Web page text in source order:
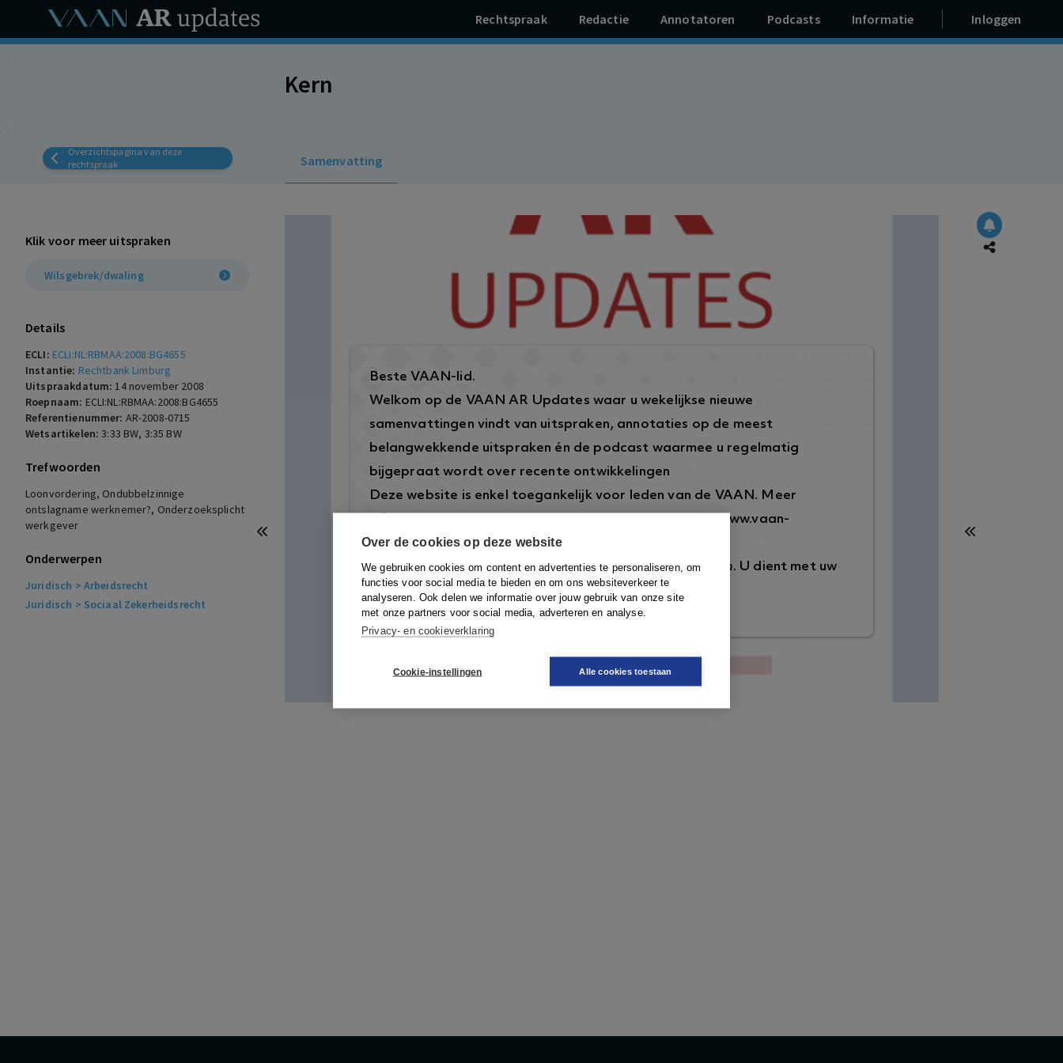
Over de cookies op deze website
We gebruiken cookies om content en advertenties te personaliseren, om
functies voor social media te bieden en om ons websiteverkeer te
analyseren. Ook delen we informatie over jouw gebruik van onze site
met onze partners voor social media, adverteren en analyse.
Privacy- en cookieverklaring
Cookie-instellingen Alle cookies toestaan
Rechtspraak Redactie Annotatoren Podcasts Informatie Inloggen
Overzichtspagina van deze
rechtspraak
Kern
Samenvatting
Klik voor meer uitspraken
Wilsgebrek/dwaling
Details
ECLI: ECLI:NL:RBMAA:2008:BG4655
Instantie: Rechtbank Limburg
Uitspraakdatum:14 november 2008
Roepnaam: ECLI:NL:RBMAA:2008:BG4655
Referentienummer: AR-2008-0715
Wetsartikelen:3:33 BW, 3:35 BW
Trefwoorden
Loonvordering, Ondubbelzinnige
ontslagname werknemer?, Onderzoeksplicht
werkgever
Onderwerpen
Juridisch > Arbeidsrecht
Juridisch > Sociaal Zekerheidsrecht
Beste VAAN-lid.
Welkom op de VAAN AR Updates waar u wekelijkse nieuwe
samenvattingen vindt van uitspraken, annotaties op de meest
belangwekkende uitspraken én de podcast waarmee u regelmatig
bijgepraat wordt over recente ontwikkelingen
Deze website is enkel toegankelijk voor leden van de VAAN. Meer
https://www.vaan-
arbeidsrecht.nl/.
Om in te loggen klikt u rechtsboven op de knopInloggen. U dient met uw
VAAN-account in te loggen om toegang te krijgen.